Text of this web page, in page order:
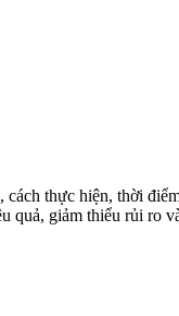
thực hiện, thời
quả, giảm thiểu rủi ro